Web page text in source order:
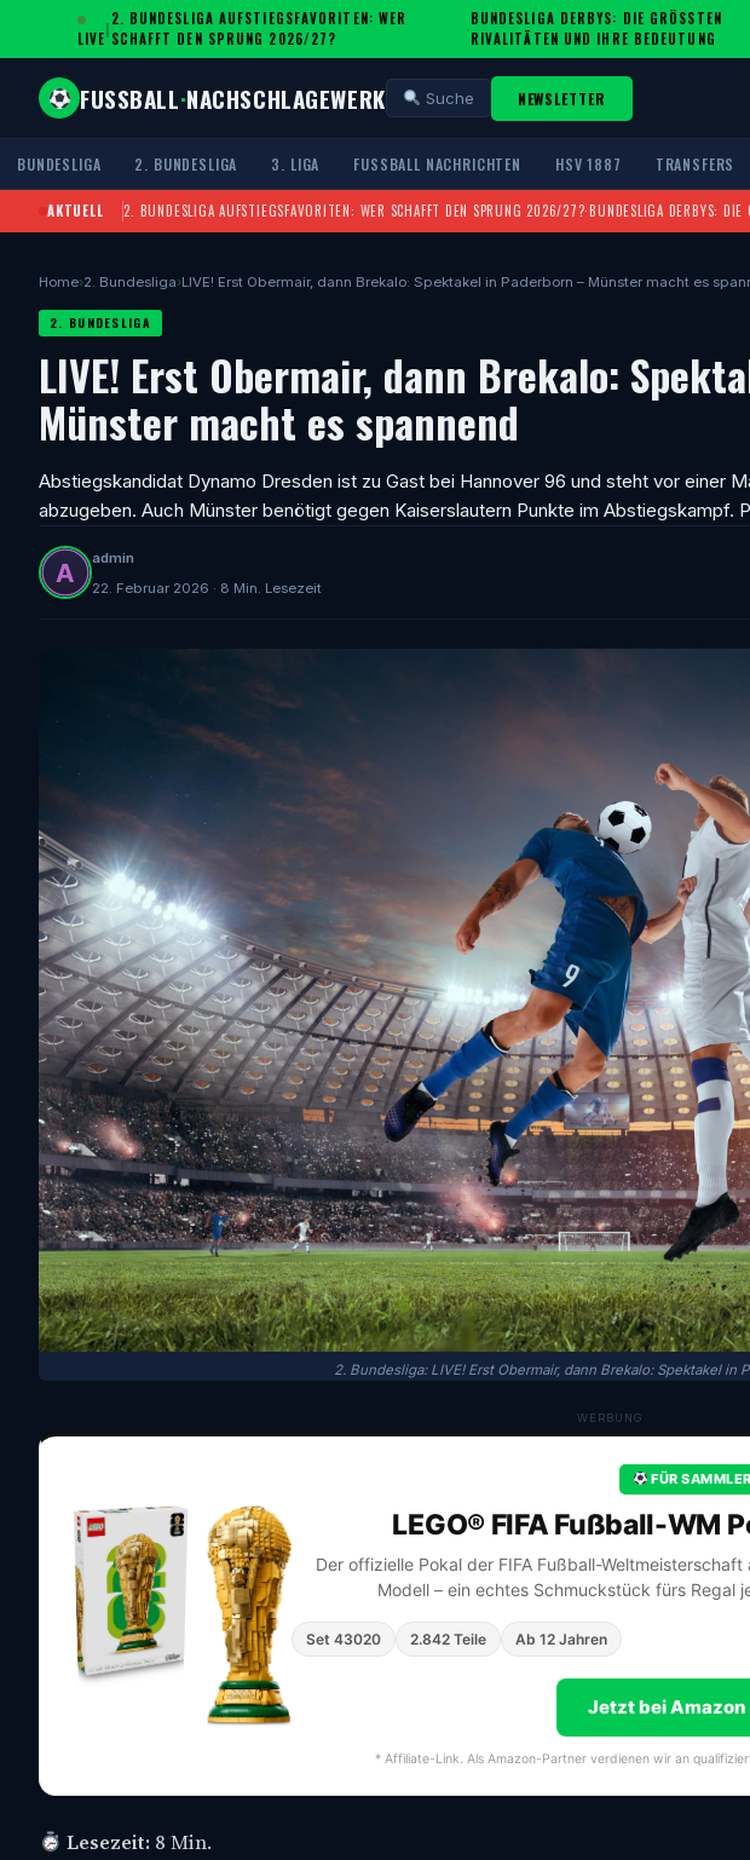
LIVE
|
2. BUNDESLIGA AUFSTIEGSFAVORITEN: WER
SCHAFFT DEN SPRUNG 2026/27?
·
BUNDESLIGA DERBYS: DIE GRÖSSTEN R
IVALITÄTEN UND IHRE BEDEUTUNG
FUSSBALL·NACHSCHLAGEWERK Suche NEWSLETTER
BUNDESLIGA 2. BUNDESLIGA 3. LIGA FUSSBALL NACHRICHTEN HSV 1887 TRANSFERS
AKTUELL 2. BUNDESLIGA AUFSTIEGSFAVORITEN: WER SCHAFFT DEN SPRUNG 2026/27?·BUNDESLIGA DERBYS: DIE
Home›2. Bundesliga›LIVE! Erst Obermair, dann Brekalo: Spektakel in Paderborn – Münster macht es
2. BUNDESLIGA
LIVE! Erst Obermair, dann Brekalo:
Münster macht es spannend
Abstiegskandidat Dynamo Dresden ist zu Gast bei Hannover 96 und steht vor einer
abzugeben. Auch Münster benötigt gegen Kaiserslautern Punkte im Abstiegskampf.
admin
22. Februar 2026 · 8 Min. Lesezeit
2. Bundesliga: LIVE! Erst Obermair, dann Brekalo: Spektakel in
WERBUNG
FÜR
LEGO® FIFA Fußball-WM
Der offizielle Pokal der FIFA Fußball-
Modell – ein echtes Schmuckstück fürs Regal
Set 43020 2.842 Teile Ab 12 Jahren
Jetzt bei
* Affiliate-Link. Als Amazon-Partner verdienen wir an
Lesezeit:8 Min.